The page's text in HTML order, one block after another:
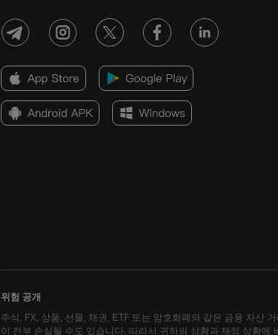
위험 공개
주식, FX, 상품, 선물, 채권, ETF 또는 암호화폐와 같은 금융 자산
이 전부 손실될 수도 있습니다. 따라서 귀하의 상황과 재정 상황